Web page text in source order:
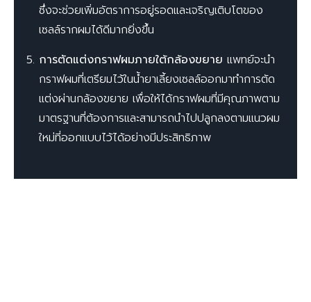
ซึ่งจะช่วยเพิ่มอัตราการอยู่รอดและเจริญเติบโตของ
เซลล์รากผมได้ดีมากยิ่งขึ้น
การตัดแต่งกราฟผมภายใต้กล้องขยาย แพทย์จะนำ
กราฟผมที่เตรียมไว้ในน้ำยาเลี้ยงเซลล์ออกมาทำการตัด
แต่งผ่านกล้องขยาย เพื่อให้ได้กราฟผมที่มีคุณภาพตาม
มาตรฐานที่ต้องการและสามารถนำไปปลูกลงตามแนวผม
ใหม่ที่ออกแบบไว้ได้อย่างมีประสิทธิภาพ